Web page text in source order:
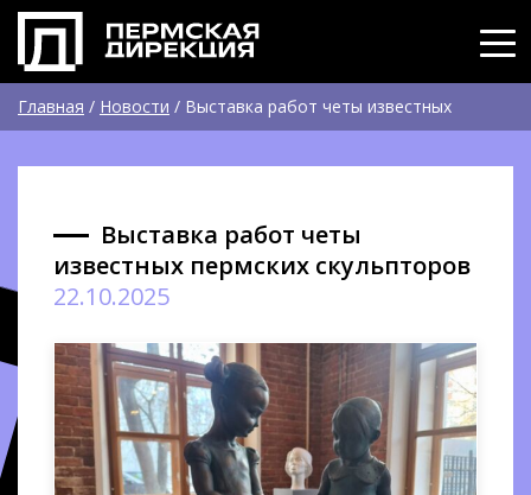
Главная / Новости / Выставка работ четы известных
Выставка работ четы
известных пермских скульпторов
22.10.2025